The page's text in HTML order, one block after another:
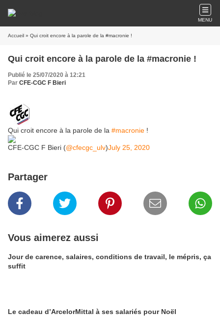
MENU
Accueil » Qui croit encore à la parole de la #macronie !
Qui croit encore à la parole de la #macronie !
Publié le 25/07/2020 à 12:21
Par CFE-CGC F Bieri
Qui croit encore à la parole de la #macronie !
CFE-CGC F Bieri (@cfecgc_ulv)July 25, 2020
Partager
Vous aimerez aussi
Jour de carence, salaires, conditions de travail, le mépris, ça
suffit
Le cadeau d’ArcelorMittal à ses salariés pour Noël